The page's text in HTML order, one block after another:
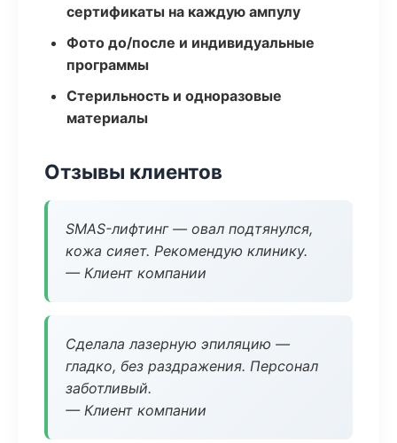
сертификаты на каждую ампулу
Фото до/после и индивидуальные
программы
Стерильность и одноразовые
материалы
Отзывы клиентов
SMAS-лифтинг — овал подтянулся,
кожа сияет. Рекомендую клинику.
— Клиент компании
Сделала лазерную эпиляцию —
гладко, без раздражения. Персонал
заботливый.
— Клиент компании